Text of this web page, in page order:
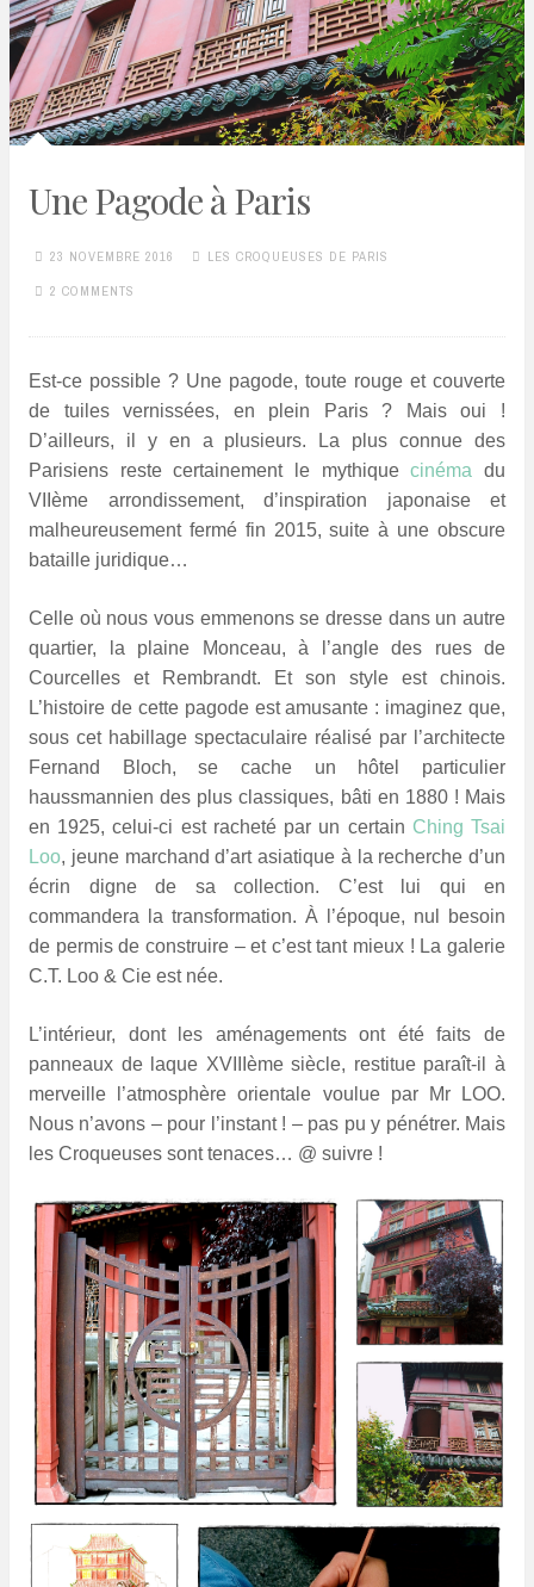
Une Pagode à Paris
23 NOVEMBRE 2016 LES CROQUEUSES DE PARIS
2 COMMENTS
Est-ce possible ? Une pagode, toute rouge et couverte
de tuiles vernissées, en plein Paris ? Mais oui !
D’ailleurs, il y en a plusieurs. La plus connue des
Parisiens reste certainement le mythiquecinéma du
VIIème arrondissement, d’inspiration japonaise et
malheureusement fermé fin 2015, suite à une obscure
bataille juridique…
Celle où nous vous emmenons se dresse dans un autre
quartier, la plaine Monceau, à l’angle des rues de
Courcelles et Rembrandt. Et son style est chinois.
L’histoire de cette pagode est amusante : imaginez que,
sous cet habillage spectaculaire réalisé par l’architecte
Fernand Bloch, se cache un hôtel particulier
haussmannien des plus classiques, bâti en 1880 ! Mais
en 1925, celui-ci est racheté par un certain Ching Tsai
Loo, jeune marchand d’art asiatique à la recherche d’un
écrin digne de sa collection. C’est lui qui en
commandera la transformation. À l’époque, nul besoin
de permis de construire – et c’est tant mieux ! La galerie
C.T. Loo & Cie est née.
L’intérieur, dont les aménagements ont été faits de
panneaux de laque XVIIIème siècle, restitue paraît-il à
merveille l’atmosphère orientale voulue par Mr LOO.
Nous n’avons – pour l’instant ! – pas pu y pénétrer. Mais
les Croqueuses sont tenaces… @ suivre !